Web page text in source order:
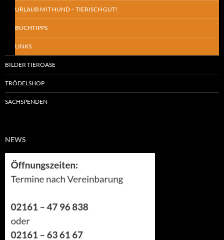
URLAUB MIT HUND – TIERISCH GUT!
BUCHTIPPS
LINKS
BILDER TIEROASE
TRÖDELSHOP
SACHSPENDEN
NEWS